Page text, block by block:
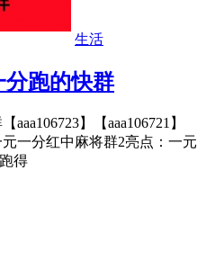
生活
分跑的快群
】【aaa106721】
元一分红中麻将群2亮点：一元
得